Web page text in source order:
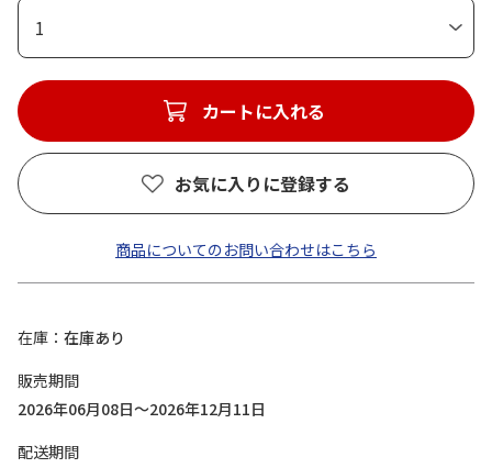
1
カートに入れる
お気に入りに登録する
商品についてのお問い合わせはこちら
在庫
在庫あり
販売期間
2026年06月08日～2026年12月11日
配送期間